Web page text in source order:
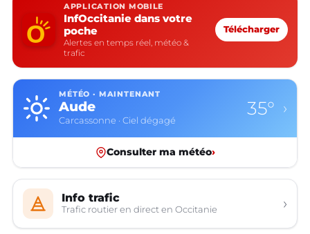
APPLICATION MOBILE
InfOccitanie dans votre
poche
Alertes en temps réel, météo &
trafic
Télécharger
MÉTÉO · MAINTENANT
Aude
Carcassonne · Ciel dégagé
35° ›
Consulter ma météo›
Info trafic
Trafic routier en direct en Occitanie ›